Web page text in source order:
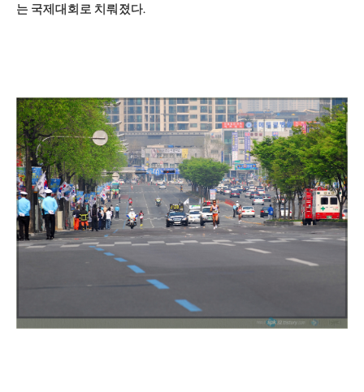
는 국제대회로 치뤄졌다.